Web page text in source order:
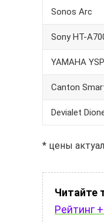
Sonos Arc
Sony HT-
YAMAHA
Canton
Devialet
* цены
Читайте
Рейтинг